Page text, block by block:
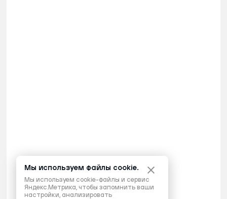
Мы используем файлы cookie.
Мы используем cookie-файлы и сервис
Яндекс.Метрика, чтобы запомнить ваши
настройки, анализировать